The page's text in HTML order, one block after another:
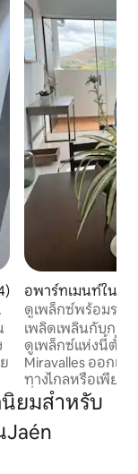
4.83 จาก 5, 24 รีวิว
อพาร์ทเมนท์ใน
ดูเพล็กซ์พร้อมระเ
เพลิดเพลินกับการ
ดูเพล็กซ์แห่งนี้ตั้งอ
Miravalles ออกแ
ทางไกลหรือเพียง
ที่งดงามของหุบเข
สะดวกใกล้ร้านอา
นอกจากนี้: - เตียง
ยมสำหรับ